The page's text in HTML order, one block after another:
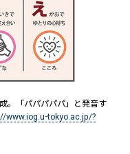
。「パパパパパ」と発音す
www.iog.u-tokyo.ac.jp/?